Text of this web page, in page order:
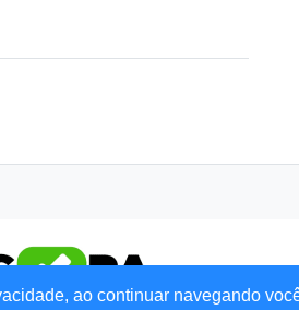
ao continuar navegando